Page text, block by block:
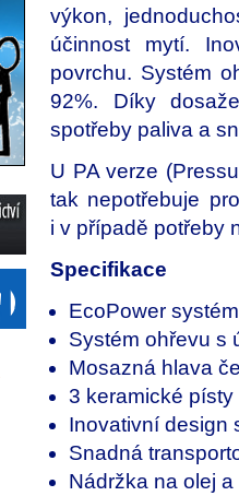
výkon,
účinnost mytí.
povrchu. Systém
92%. Díky
spotřeby paliva a
U PA verze
tak nepotřebuje
i v případě potřeby
Specifikace
EcoPower
Systém ohřevu s
Mosazná hlava
3 keramické písty
Inovativní design
Snadná
Nádržka na olej